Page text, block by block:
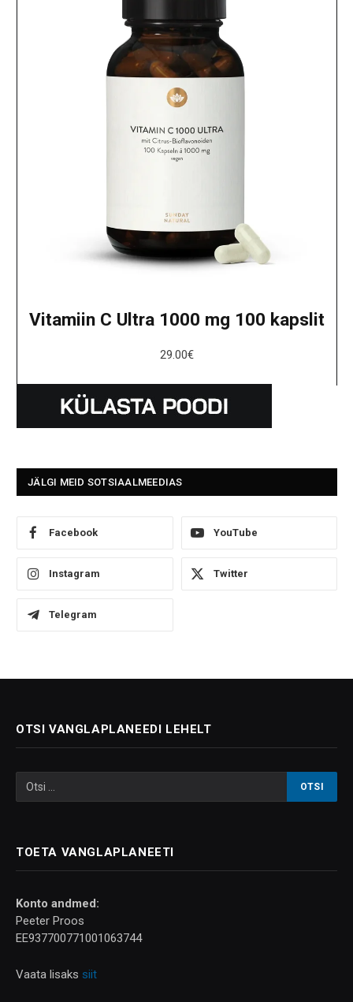
Vitamiin C Ultra 1000 mg 100 kapslit
29.00€
JÄLGI MEID SOTSIAALMEEDIAS
Facebook YouTube
Instagram Twitter
Telegram
OTSI VANGLAPLANEEDI LEHELT
TOETA VANGLAPLANEETI
Konto andmed:
Peeter Proos
EE937700771001063744
Vaata lisaks siit